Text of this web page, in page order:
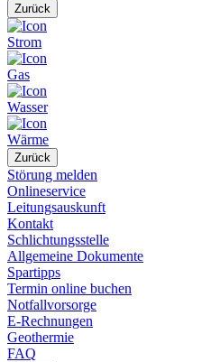
Zurück
Strom
Gas
Wasser
Wärme
Zurück
Störung melden
Onlineservice
Leitungsauskunft
Kontakt
Schlichtungsstelle
Allgemeine Dokumente
Spartipps
Termin online buchen
Notfallvorsorge
E-Rechnungen
Geothermie
FAQ